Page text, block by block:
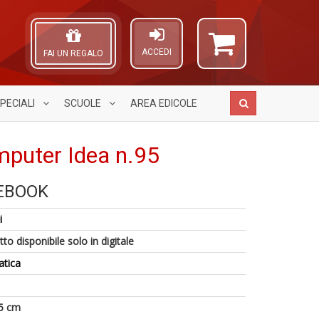
ACCEDI
FAI UN REGALO
SCUOLE AREA EDICOLE
Idea n.95
disponibile solo in digitale
cm